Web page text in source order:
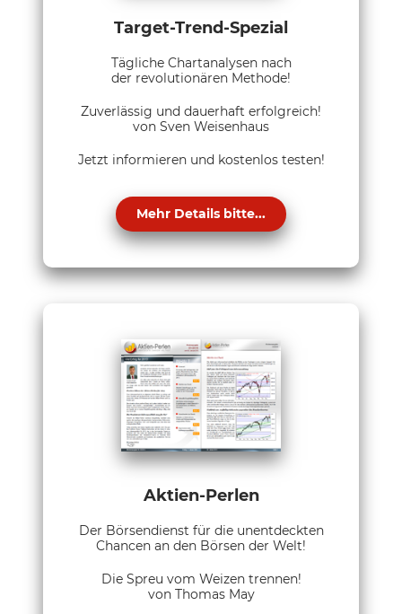
Target-Trend-Spezial
Tägliche Chartanalysen nach
der revolutionären Methode!
Zuverlässig und dauerhaft erfolgreich!
von Sven Weisenhaus
Jetzt informieren und kostenlos testen!
Mehr Details bitte...
Aktien-Perlen
Der Börsendienst für die unentdeckten
Chancen an den Börsen der Welt!
Die Spreu vom Weizen trennen!
von Thomas May